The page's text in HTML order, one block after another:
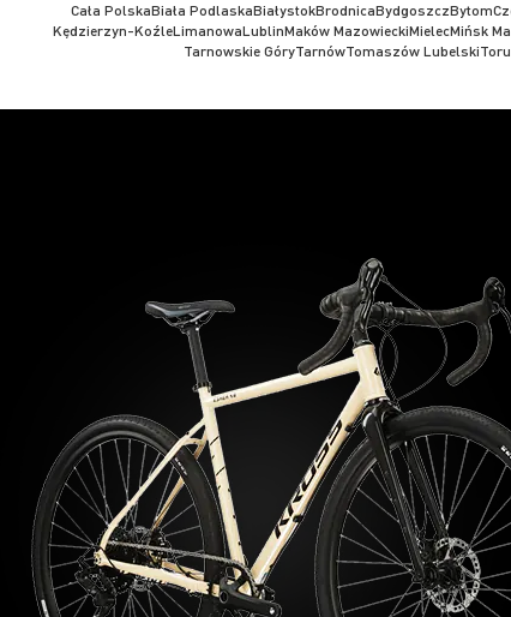
Cała PolskaBiała PodlaskaBiałystokBrodnicaBydgoszczBytom
Kędzierzyn-KoźleLimanowaLublinMaków MazowieckiMielecMińsk
Tarnowskie GóryTarnówTomaszów Lubelski